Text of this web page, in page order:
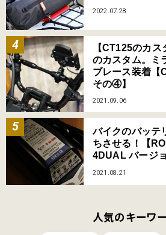
2022.07.28
【CT125のカ
のカスタム。ミ
ブレース装着【
その④】
2021.09.06
バイクのバッテ
ちさせる！【
4DUAL バージョ
2021.08.21
人気のキーワ